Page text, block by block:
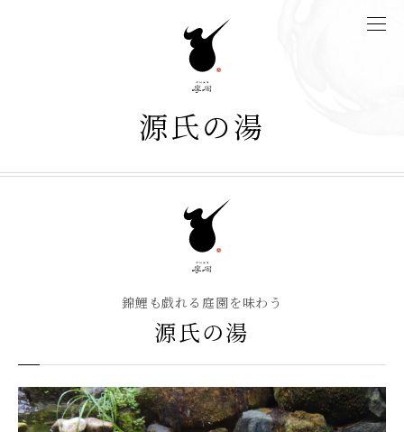
源氏の湯
錦鯉も戯れる庭園を味わう
源氏の湯